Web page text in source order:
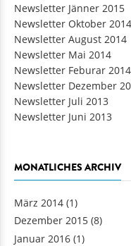
Newsletter Jänner 2015
Newsletter Oktober 2014
Newsletter August 2014
Newsletter Mai 2014
Newsletter Feburar 2014
Newsletter Dezember
Newsletter Juli 2013
Newsletter Juni 2013
MONATLICHES ARCHIV
März 2014 (1)
Dezember 2015 (8)
Januar 2016 (1)